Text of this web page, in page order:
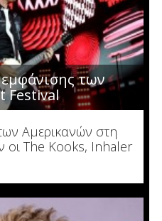
των
Festival
Αμερικανών στη
οι The Kooks, Inhaler